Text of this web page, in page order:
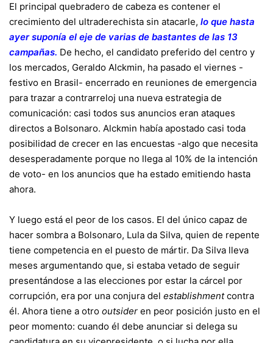
El principal quebradero de cabeza es contener el
crecimiento del ultraderechista sin atacarle, lo que hasta
ayer suponía el eje de varias de bastantes de las 13
campañas. De hecho, el candidato preferido del centro y
los mercados, Geraldo Alckmin, ha pasado el viernes -
festivo en Brasil- encerrado en reuniones de emergencia
para trazar a contrarreloj una nueva estrategia de
comunicación: casi todos sus anuncios eran ataques
directos a Bolsonaro. Alckmin había apostado casi toda
posibilidad de crecer en las encuestas -algo que necesita
desesperadamente porque no llega al 10% de la intención
de voto- en los anuncios que ha estado emitiendo hasta
ahora.
Y luego está el peor de los casos. El del único capaz de
hacer sombra a Bolsonaro, Lula da Silva, quien de repente
tiene competencia en el puesto de mártir. Da Silva lleva
meses argumentando que, si estaba vetado de seguir
presentándose a las elecciones por estar la cárcel por
corrupción, era por una conjura del establishmentcontra
él. Ahora tiene a otro outsider en peor posición justo en el
peor momento: cuando él debe anunciar si delega su